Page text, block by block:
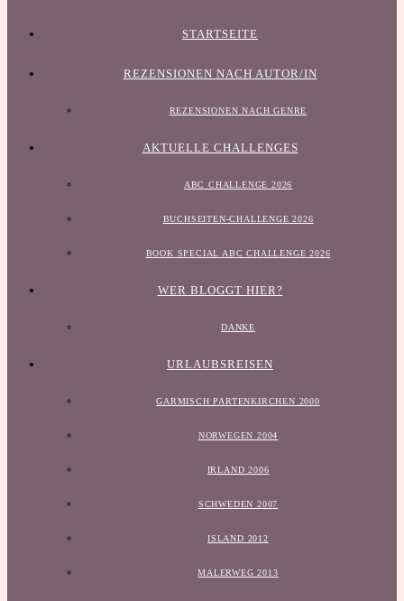
STARTSEITE
REZENSIONEN NACH AUTOR/IN
REZENSIONEN NACH GENRE
AKTUELLE CHALLENGES
ABC CHALLENGE 2026
BUCHSEITEN-CHALLENGE 2026
BOOK SPECIAL ABC CHALLENGE 2026
WER BLOGGT HIER?
DANKE
URLAUBSREISEN
GARMISCH PARTENKIRCHEN 2000
NORWEGEN 2004
IRLAND 2006
SCHWEDEN 2007
ISLAND 2012
MALERWEG 2013